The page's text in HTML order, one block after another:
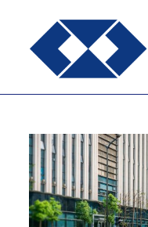
conteúdo